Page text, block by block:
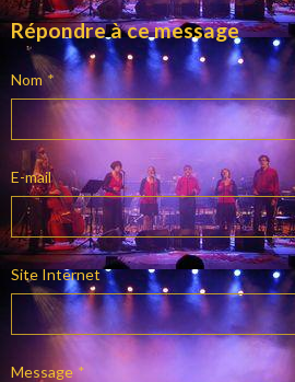
Répondre à ce message
Nom
E-mail
Site Internet
Message